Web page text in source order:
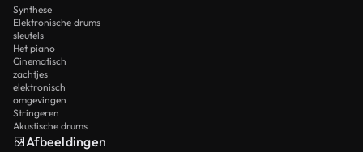
Synthese
Elektronische drums
sleutels
Het piano
Cinematisch
zachtjes
elektronisch
omgevingen
Stringeren
Akustische drums
Afbeeldingen